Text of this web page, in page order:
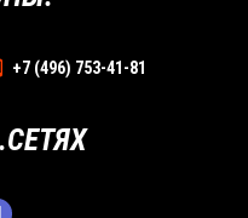
+7 (496) 753-41-81